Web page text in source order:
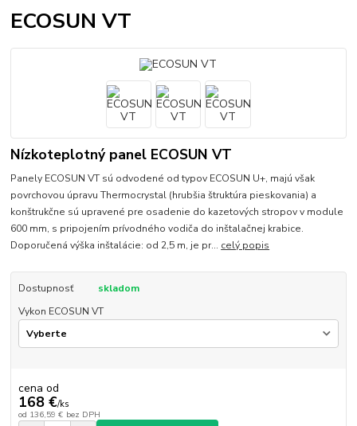
ECOSUN VT
Nízkoteplotný panel ECOSUN VT
Panely ECOSUN VT sú odvodené od typov ECOSUN U+, majú však
povrchovou úpravu Thermocrystal (hrubšia štruktúra pieskovania) a
konštrukčne sú upravené pre osadenie do kazetových stropov v module
600 mm, s pripojením prívodného vodiča do inštalačnej krabice.
Doporučená výška inštalácie: od 2,5 m, je pr... celý popis
Dostupnosť
skladom
Vykon ECOSUN VT
cena od
168 €/ks
od 136,59 € bez DPH